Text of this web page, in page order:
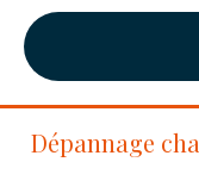
Dépannage